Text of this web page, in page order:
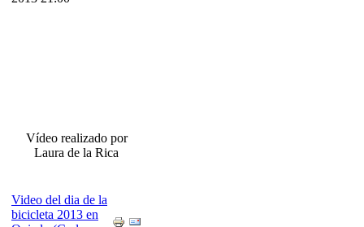
Vídeo realizado por
Laura de la Rica
Video del dia de la
bicicleta 2013 en